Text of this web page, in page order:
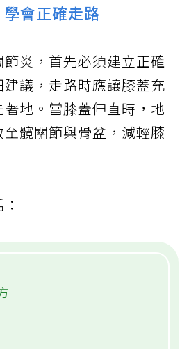
會正確走路
炎，首先必須建立正確
議，走路時應讓膝蓋充
地。當膝蓋伸直時，地
髖關節與骨盆，減輕膝